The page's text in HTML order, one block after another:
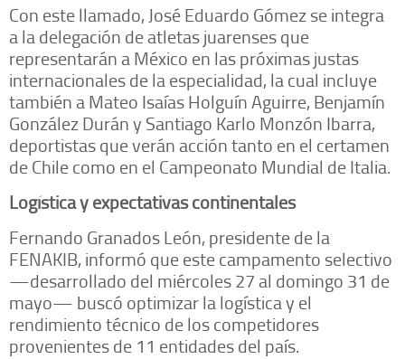
Con este llamado, José Eduardo Gómez se integra
a la delegación de atletas juarenses que
representarán a México en las próximas justas
internacionales de la especialidad, la cual incluye
también a Mateo Isaías Holguín Aguirre, Benjamín
González Durán y Santiago Karlo Monzón Ibarra,
deportistas que verán acción tanto en el certamen
de Chile como en el Campeonato Mundial de Italia.
Logística y expectativas continentales
Fernando Granados León, presidente de la
FENAKIB, informó que este campamento selectivo
—desarrollado del miércoles 27 al domingo 31 de
mayo— buscó optimizar la logística y el
rendimiento técnico de los competidores
provenientes de 11 entidades del país.